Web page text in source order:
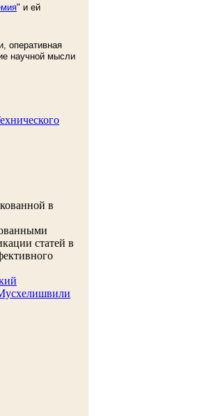
" и ей
оперативная
научной мысли
в
статей в